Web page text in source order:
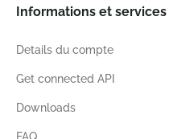
Informations et services
Details du compte
Get connected API
Downloads